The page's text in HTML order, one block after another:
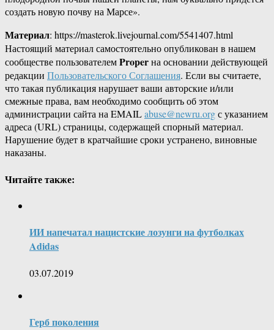
создать новую почву на Марсе».
Материал: https://masterok.livejournal.com/5541407.html
Настоящий материал самостоятельно опубликован в нашем
сообществе пользователемProperна основании действующей
редакции Пользовательского Соглашения. Если вы считаете,
что такая публикация нарушает ваши авторские и/или
смежные права, вам необходимо сообщить об этом
администрации сайта на EMAILabuse@newru.orgс указанием
адреса (URL) страницы, содержащей спорный материал.
Нарушение будет в кратчайшие сроки устранено, виновные
наказаны.
Читайте также:
ИИ напечатал нацистские лозунги на футболках
Adidas
03.07.2019
Герб поколения